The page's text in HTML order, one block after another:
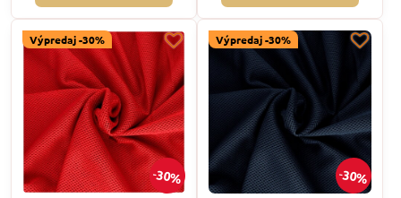
30%
Výpredaj -30%
30%
Výpredaj -30%